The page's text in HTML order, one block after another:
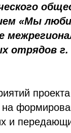
«Мы
отрядов
и